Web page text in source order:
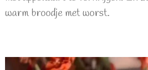
warm broodje met worst.